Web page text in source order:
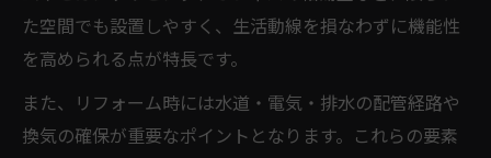
た空間でも設置しやすく、生活動線を損なわずに機能性
を高められる点が特長です。
また、リフォーム時には水道・電気・排水の配管経路や
換気の確保が重要なポイントとなります。これらの要素